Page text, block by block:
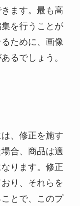
ます。最も高
を行うことが
ために、画像
るでしょう。
、修正を施す
合、商品は適
ります。修正
り、それらを
とで、このプ